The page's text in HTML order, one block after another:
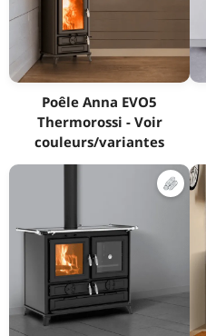
Poêle Anna EVO5
Thermorossi - Voir
couleurs/variantes